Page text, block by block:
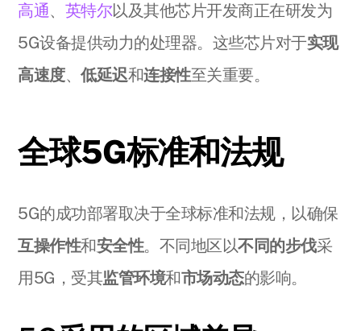
高通、 英特尔以及其他芯片开发商正在研发为
5G设备提供动力的处理器。这些芯片对于实现
高速度、低延迟和连接性至关重要。
全球5G标准和法规
5G的成功部署取决于全球标准和法规，以确保
互操作性和安全性。不同地区以不同的步伐采
用5G，受其监管环境和市场动态的影响。